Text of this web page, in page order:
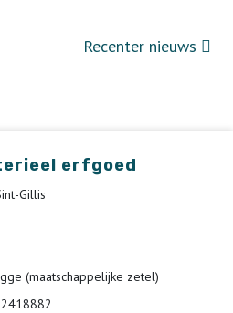
Recenter nieuws
erfgoed
Gillis
(maatschappelijke zetel)